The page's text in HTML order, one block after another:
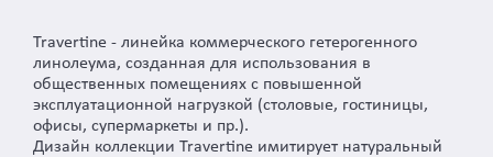
Travertine - линейка коммерческого гетерогенного
линолеума, созданная для использования в
общественных помещениях с повышенной
эксплуатационной нагрузкой (столовые, гостиницы,
офисы, супермаркеты и пр.).
Дизайн коллекции Travertine имитирует натуральный